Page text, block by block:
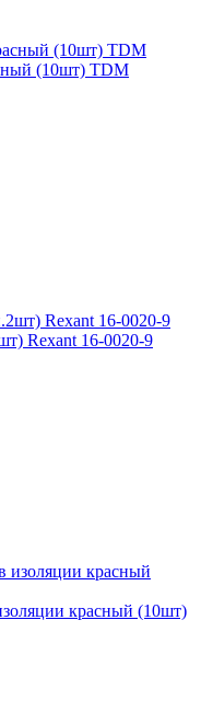
(10шт) TDM
Rexant 16-0020-9
красный (10шт)